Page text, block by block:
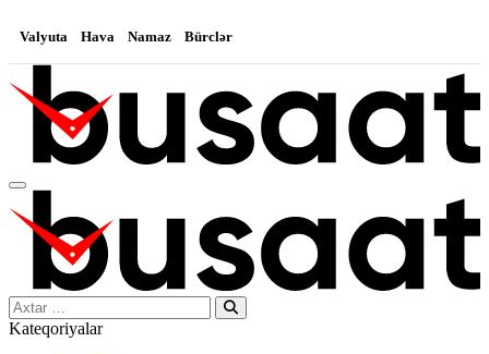
Valyuta Hava Namaz Bürclər
Search…
Kateqoriyalar